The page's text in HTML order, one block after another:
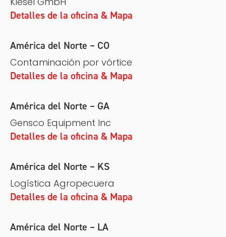
Detalles de la oficina & Mapa
América del Norte – CO
Contaminación por vórtice
Detalles de la oficina & Mapa
América del Norte – GA
Gensco Equipment Inc
Detalles de la oficina & Mapa
América del Norte – KS
Logística Agropecuera
Detalles de la oficina & Mapa
América del Norte – LA